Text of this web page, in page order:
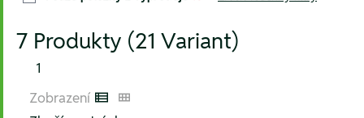
7 Produkty (21 Variant)
1
Zobrazení Listenansicht
Kachelansicht